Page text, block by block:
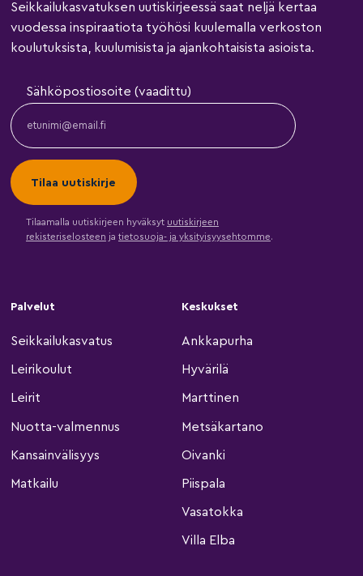
Seikkailukasvatuksen uutiskirjeessä saat neljä kertaa
vuodessa inspiraatiota työhösi kuulemalla verkoston
koulutuksista, kuulumisista ja ajankohtaisista asioista.
Sähköpostiosoite (vaadittu)
Tilaamalla uutiskirjeen hyväksyt uutiskirjeen
rekisteriselosteen ja tietosuoja- ja yksityisyysehtomme.
Palvelut
Seikkailukasvatus
Leirikoulut
Leirit
Nuotta-valmennus
Kansainvälisyys
Matkailu
Keskukset
Ankkapurha
Hyvärilä
Marttinen
Metsäkartano
Oivanki
Piispala
Vasatokka
Villa Elba